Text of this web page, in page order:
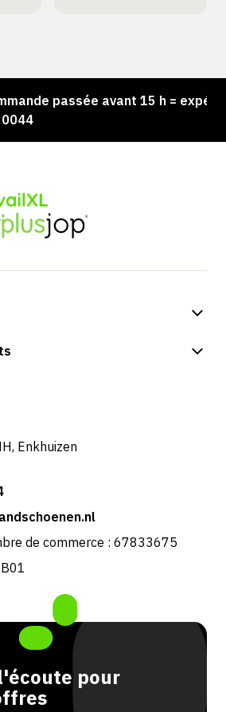
passée avant 15 h = expédiée
Enkhuizen
de commerce : 67833675
pour